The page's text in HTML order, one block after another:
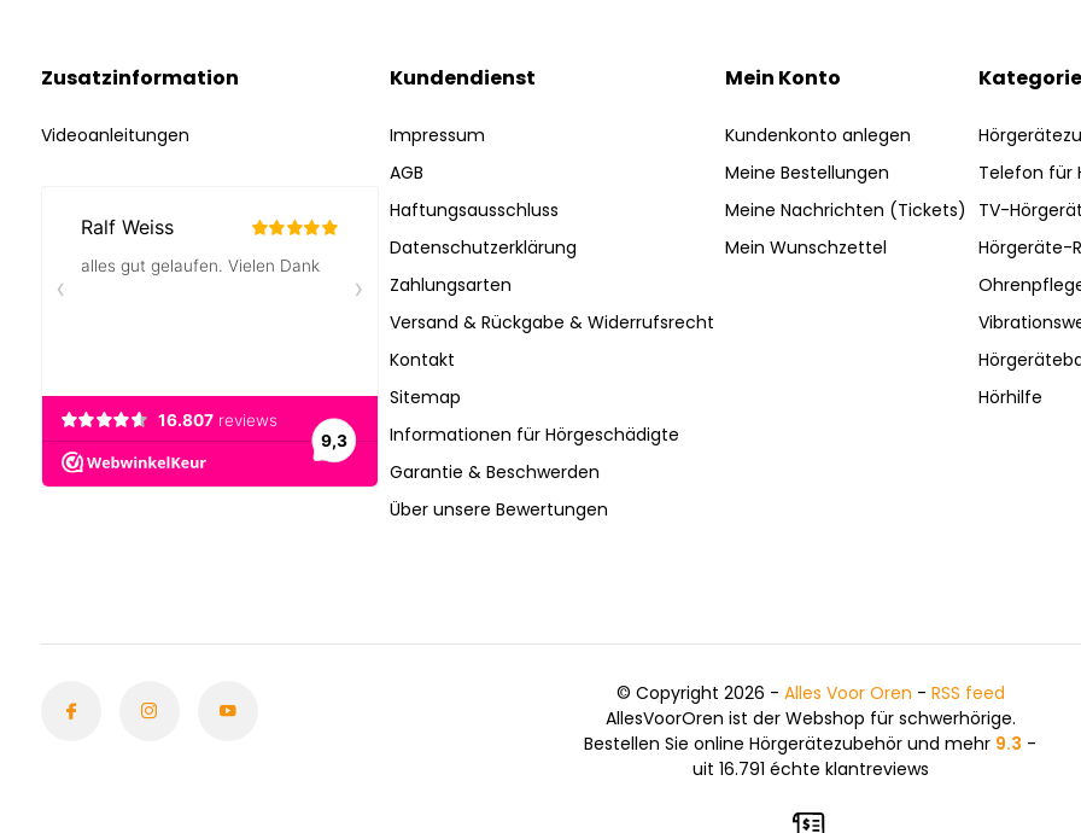
Zusatzinformation
Videoanleitungen
Kundendienst
Impressum
AGB
Haftungsausschluss
Datenschutzerklärung
Zahlungsarten
Versand & Rückgabe & Widerrufsrecht
Kontakt
Sitemap
Informationen für Hörgeschädigte
Garantie & Beschwerden
Über unsere Bewertungen
Mein Konto
Kundenkonto anlegen
Meine Bestellungen
Meine Nachrichten (Tickets)
Mein Wunschzettel
Telefon für
TV-
Hörgeräte-
Hörhilfe
© Copyright 2026 - Alles Voor Oren - RSS feed
AllesVoorOren ist der Webshop für schwerhörige.
Bestellen Sie online Hörgerätezubehör und mehr 9.3 -
uit 16.791 échte klantreviews